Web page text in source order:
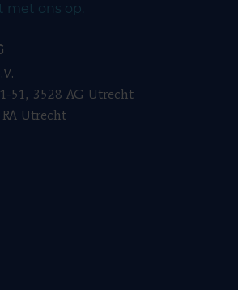
met ons op.
51, 3528 AG Utrecht
Utrecht